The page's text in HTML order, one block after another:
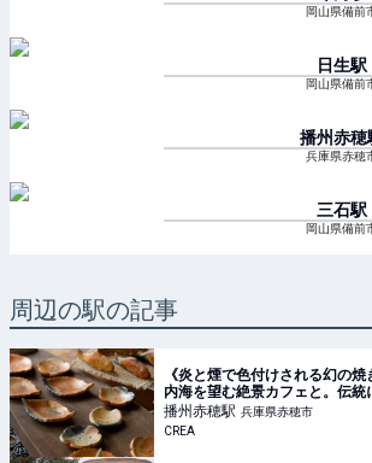
岡山県備前
日生駅
岡山県備前
播州赤穂
兵庫県赤穂
三石駅
岡山県備前
周辺の駅の記事
《炎と煙で色付けされる幻の
内海を望む絶景カフェと。伝統
アムへ【兵庫県赤穂市】
播州赤穂駅 兵庫県赤穂市
CREA